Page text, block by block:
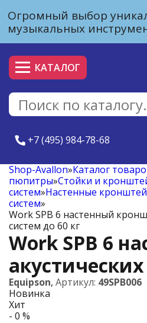
Огромный выбор
музыкальных
КАТАЛОГ
+7 (495) 984-78-68
Shop-Avallon»Каталог
пюпитры»Стойки и
систем»Настенные
систем»
Work SPB 6 настенный
систем до 60 кг
Work SPB 6
Equipson, Артикул: 49SPB006
Новинка
Хит
- 0 %